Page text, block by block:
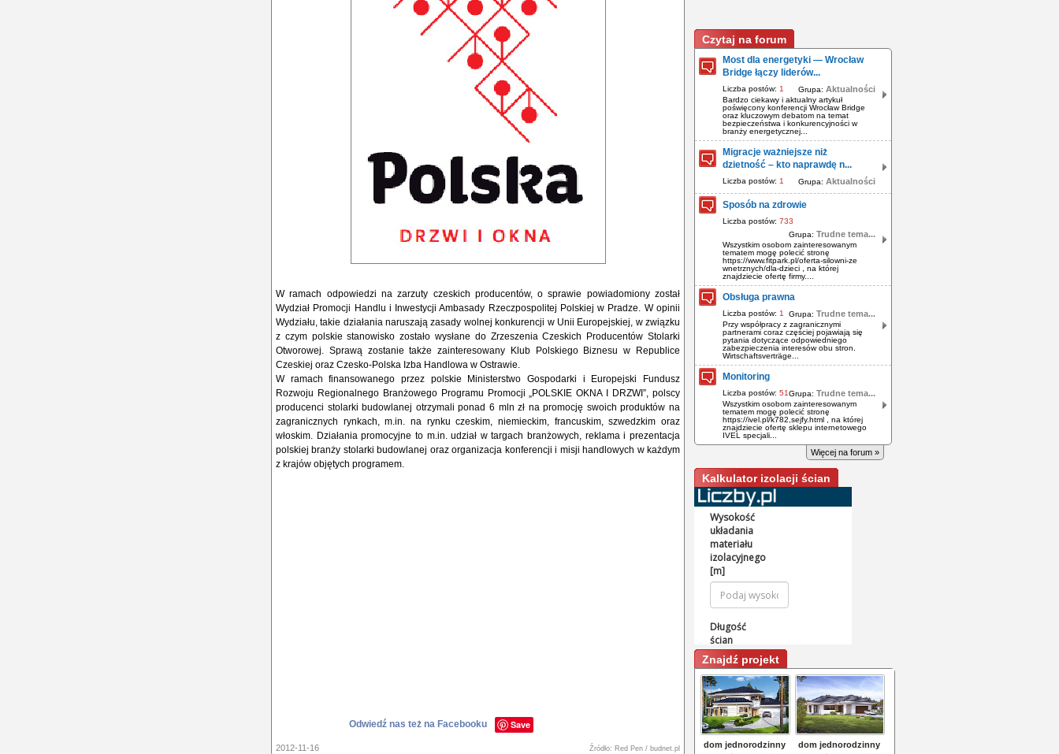
W ramach odpowiedzi na zarzuty czeskich producentów, o sprawie powiadomiony został
Wydział Promocji Handlu i Inwestycji Ambasady Rzeczpospolitej Polskiej w Pradze. W opinii
Wydziału, takie działania naruszają zasady wolnej konkurencji w Unii Europejskiej, w związku
z czym polskie stanowisko zostało wysłane do Zrzeszenia Czeskich Producentów Stolarki
Otworowej. Sprawą zostanie także zainteresowany Klub Polskiego Biznesu w Republice
Czeskiej oraz Czesko-Polska Izba Handlowa w Ostrawie.
W ramach finansowanego przez polskie Ministerstwo Gospodarki i Europejski Fundusz
Rozwoju Regionalnego Branżowego Programu Promocji „POLSKIE OKNA I DRZWI”, polscy
producenci stolarki budowlanej otrzymali ponad 6 mln zł na promocję swoich produktów na
zagranicznych rynkach, m.in. na rynku czeskim, niemieckim, francuskim, szwedzkim oraz
włoskim. Działania promocyjne to m.in. udział w targach branżowych, reklama i prezentacja
polskiej branży stolarki budowlanej oraz organizacja konferencji i misji handlowych w każdym
z krajów objętych programem.
Odwiedź nas też na Facebooku Save
2012-11-16 Źródło: Red Pen / budnet.pl
Czytaj na forum
Most dla energetyki — Wrocław
Bridge łączy liderów...
Liczba postów: 1 Grupa: Aktualności
Bardzo ciekawy i aktualny artykuł
poświęcony konferencji Wrocław Bridge
oraz kluczowym debatom na temat
bezpieczeństwa i konkurencyjności w
branży energetycznej...
Migracje ważniejsze niż
dzietność – kto naprawdę n...
Liczba postów: 1 Grupa: Aktualności
Sposób na zdrowie
Liczba postów: 733
Grupa: Trudne tema...
Wszystkim osobom zainteresowanym
tematem mogę polecić stronę
https://www.fitpark.pl/oferta-silowni-ze
wnetrznych/dla-dzieci , na której
znajdziecie ofertę firmy....
Obsługa prawna
Liczba postów: 1 Grupa: Trudne tema...
Przy współpracy z zagranicznymi
partnerami coraz częściej pojawiają się
pytania dotyczące odpowiedniego
zabezpieczenia interesów obu stron.
Wirtschaftsverträge...
Monitoring
Liczba postów: 51Grupa: Trudne tema...
Wszystkim osobom zainteresowanym
tematem mogę polecić stronę
https://ivel.pl/k782,sejfy.html , na której
znajdziecie ofertę sklepu internetowego
IVEL spec­jali­...
Więcej na forum »
Kalkulator izolacji ścian
Znajdź projekt